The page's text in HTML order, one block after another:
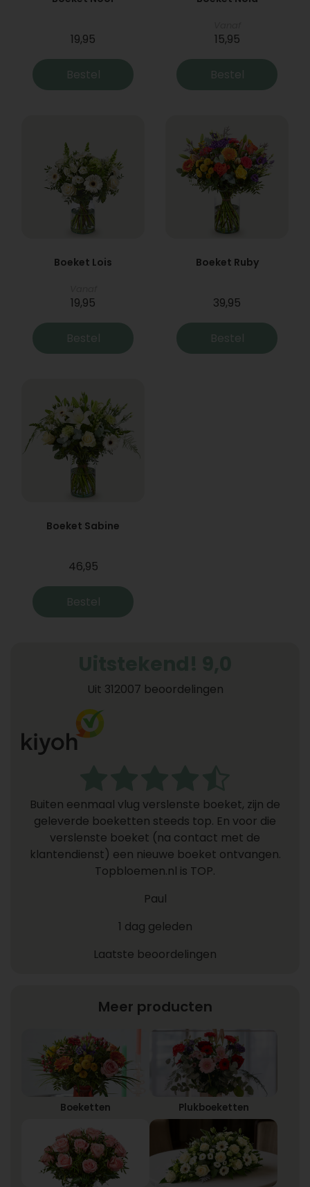
19,95
Bestel
15,95
Bestel
Boeket Lois
19,95
Bestel
Boeket Ruby
39,95
Bestel
Boeket Sabine
46,95
Bestel
Uit 312007 beoordelingen
Buiten eenmaal vlug verslenste boeket, zijn de
geleverde boeketten steeds top. En voor die
verslenste boeket (na contact met de
klantendienst) een nieuwe boeket ontvangen.
Topbloemen.nl is TOP.
Paul
1 dag geleden
Laatste beoordelingen
Meer producten
Boeketten Plukboeketten